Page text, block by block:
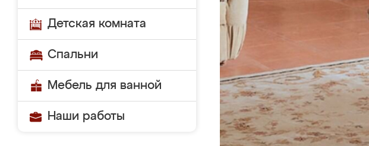
Детская комната
Спальни
Мебель для ванной
Наши работы